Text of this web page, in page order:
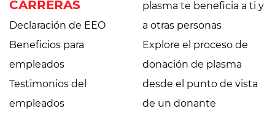
CARRERAS
Declaración de EEO
Beneficios para
empleados
Testimonios del
empleados
plasma te beneficia a ti y
a otras personas
Explore el proceso de
donación de plasma
desde el punto de vista
de un donante